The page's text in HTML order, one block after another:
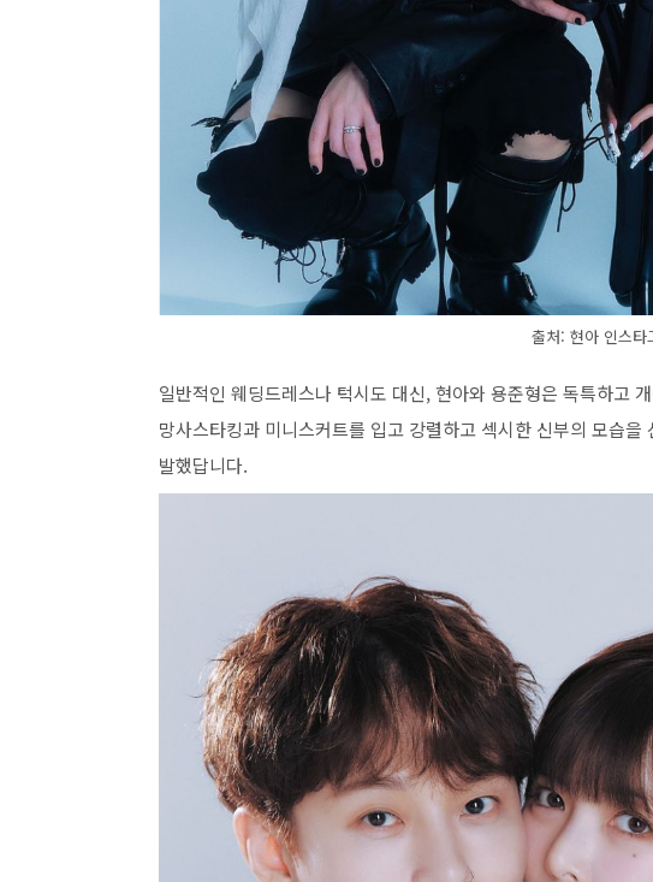
출처: 현아 인스타
일반적인 웨딩드레스나 턱시도 대신, 현아와 용준형은 독특하고
망사스타킹과 미니스커트를 입고 강렬하고 섹시한 신부의 모습
발했답니다.